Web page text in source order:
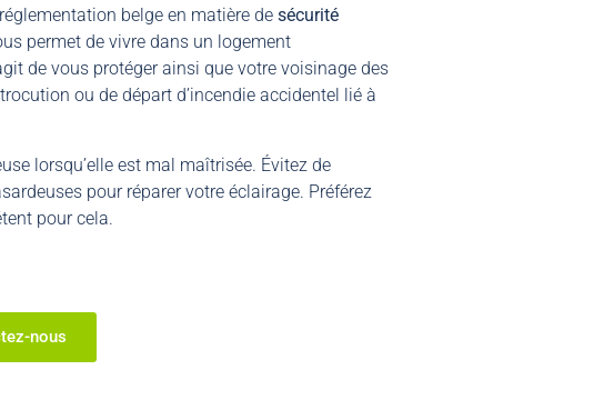
belge en matière de sécurité
permet de vivre dans un logement
de vous protéger ainsi que votre voisinage des
ou de départ d’incendie accidentel lié à
lorsqu’elle est mal maîtrisée. Évitez de
pour réparer votre éclairage. Préférez
pour cela.
nous